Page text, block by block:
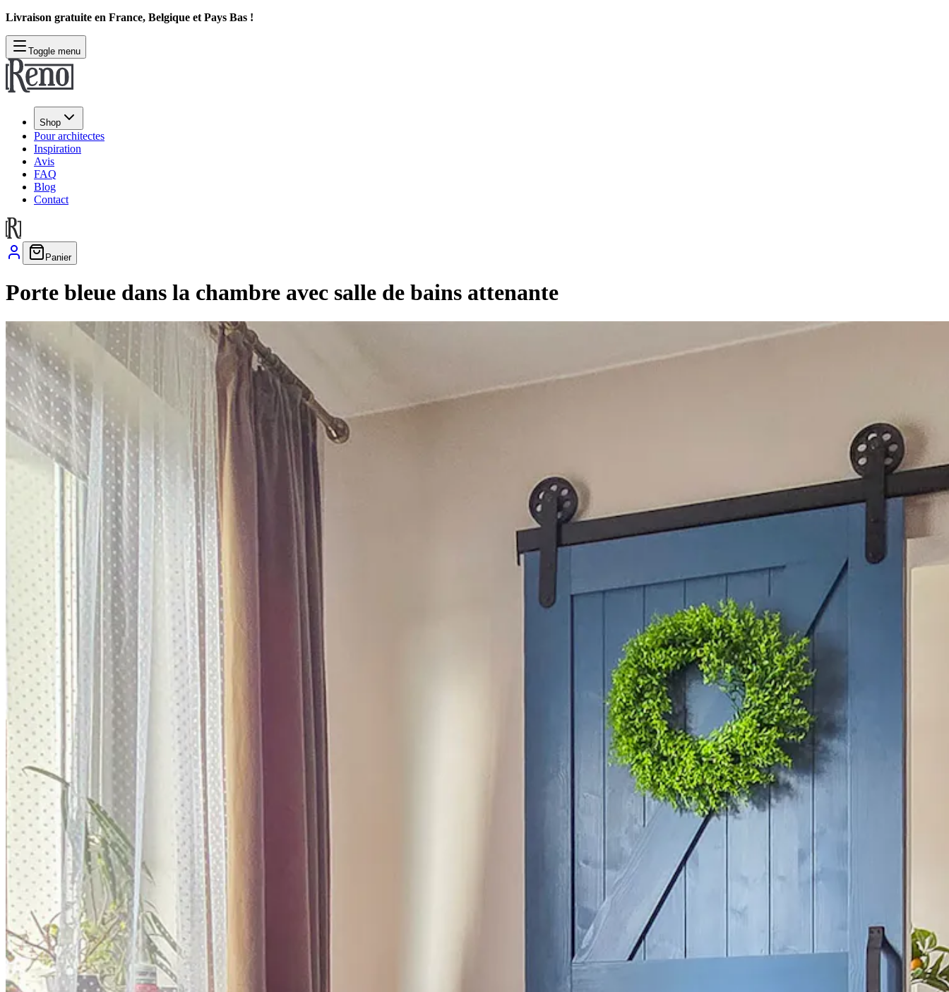
Livraison gratuite en France, Belgique et Pays Bas !
Toggle menu
Shop
Pour architectes
Inspiration
Avis
FAQ
Blog
Contact
Panier
Porte bleue dans la chambre avec salle de bains attenante